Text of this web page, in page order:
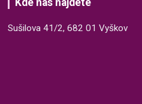
Kde nás najdete
Sušilova 41/2, 682 01 Vyškov